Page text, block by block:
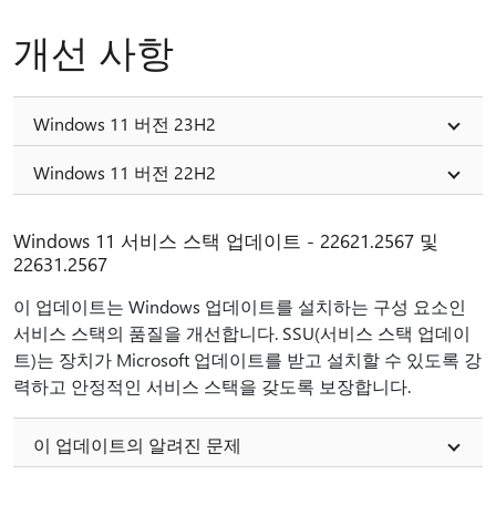
개선 사항
Windows 11 버전 23H2
Windows 11 버전 22H2
Windows 11 서비스 스택 업데이트 - 22621.2567 및
22631.2567
이 업데이트는 Windows 업데이트를 설치하는 구성 요소인
서비스 스택의 품질을 개선합니다. SSU(서비스 스택 업데이
트)는 장치가 Microsoft 업데이트를 받고 설치할 수 있도록 강
력하고 안정적인 서비스 스택을 갖도록 보장합니다.
이 업데이트의 알려진 문제